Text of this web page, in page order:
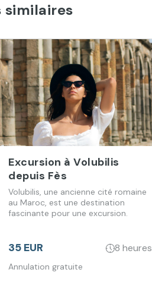
similaires
Excursion à Volubilis
depuis Fès
Volubilis, une ancienne cité romaine
au Maroc, est une destination
fascinante pour une excursion.
35 EUR 8 heures
Annulation gratuite